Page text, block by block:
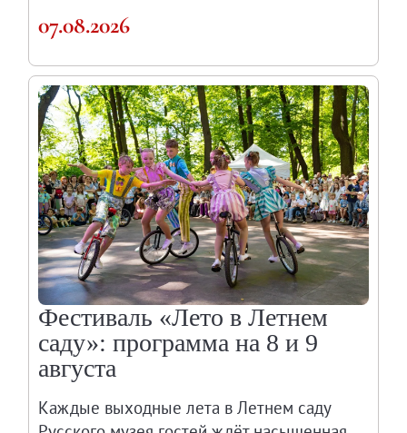
Фёдор Васильев. К 175-летию со дня
Посетителям
Справочная информация
Адреса и часы работы
О билетах, льготах и услугах
Правила покупки и возврата билетов
Правила посещения музея
Высказать мнение / Сообщить о проблеме
Экскурсии
Лекции и абонементы
Лекторий
Лекции
Абонементы
Программы и мероприятия
07.08.2026
Фестиваль «Лето в Летнем
саду»: программа на 8 и 9
августа
Каждые выходные лета в Летнем саду